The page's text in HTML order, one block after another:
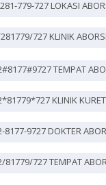
779-727 LOKASI
727 KLINIK
TEMPAT
KLINIK
8177-9727 DOKTER
81779/727 TEMPAT